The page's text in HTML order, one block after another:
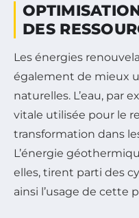
DES
Les énergies
également de mieux
naturelles. L’eau, par
vitale utilisée pour le
transformation dans
L’énergie
elles, tirent parti des
ainsi l’usage de cette